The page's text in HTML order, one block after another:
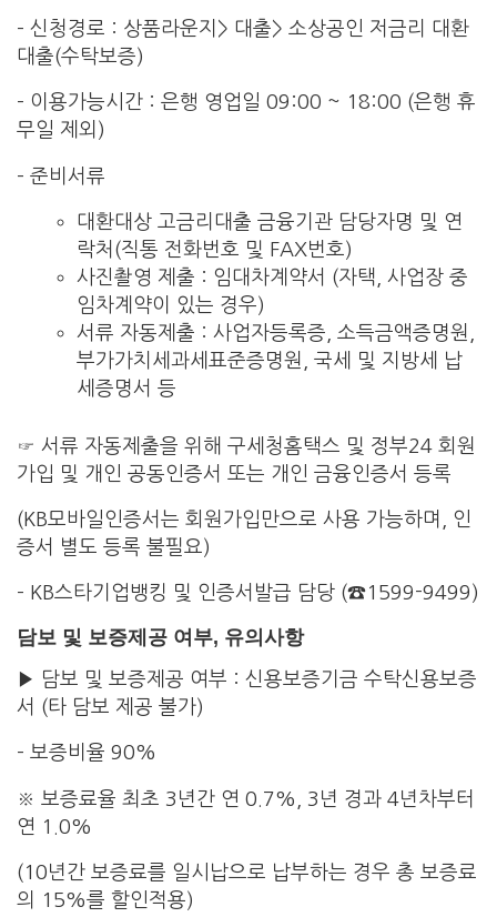
– 신청경로 : 상품라운지> 대출> 소상공인 저금리 대환
대출(수탁보증)
– 이용가능시간 : 은행 영업일 09:00 ~ 18:00 (은행 휴
무일 제외)
– 준비서류
대환대상 고금리대출 금융기관 담당자명 및 연
락처(직통 전화번호 및 FAX번호)
사진촬영 제출 : 임대차계약서 (자택, 사업장 중
임차계약이 있는 경우)
서류 자동제출 : 사업자등록증, 소득금액증명원,
부가가치세과세표준증명원, 국세 및 지방세 납
세증명서 등
☞ 서류 자동제출을 위해 구세청홈택스 및 정부24 회원
가입 및 개인 공동인증서 또는 개인 금융인증서 등록
(KB모바일인증서는 회원가입만으로 사용 가능하며, 인
증서 별도 등록 불필요)
– KB스타기업뱅킹 및 인증서발급 담당 (☎1599-9499)
담보 및 보증제공 여부, 유의사항
▶ 담보 및 보증제공 여부 : 신용보증기금 수탁신용보증
서 (타 담보 제공 불가)
– 보증비율 90%
※ 보증료율 최초 3년간 연 0.7%, 3년 경과 4년차부터
연 1.0%
(10년간 보증료를 일시납으로 납부하는 경우 총 보증료
의 15%를 할인적용)